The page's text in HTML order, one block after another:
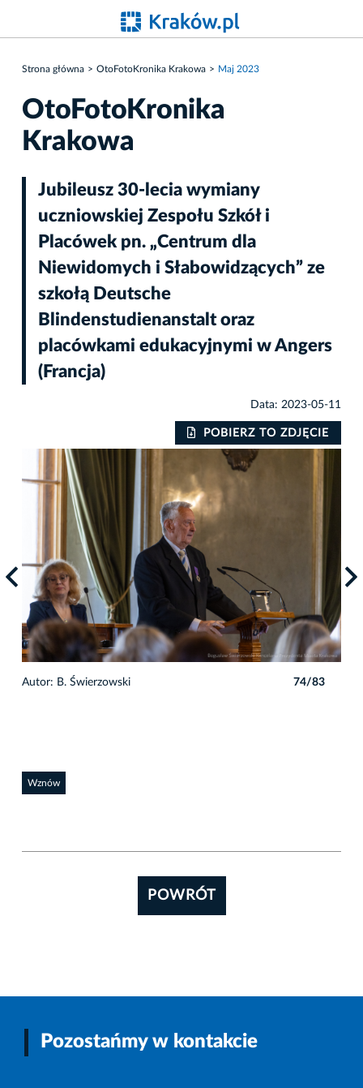
Strona główna OtoFotoKronika Krakowa Maj 2023
OtoFotoKronika
Krakowa
Jubileusz 30-lecia wymiany
uczniowskiej Zespołu Szkół i
Placówek pn. „Centrum dla
Niewidomych i Słabowidzących” ze
szkołą Deutsche
Blindenstudienanstalt oraz
placówkami edukacyjnymi w Angers
(Francja)
Data: 2023-05-11
POBIERZ TO ZDJĘCIE
Autor: B. Świerzowski 74/83
Wznów
POWRÓT
Pozostańmy w kontakcie